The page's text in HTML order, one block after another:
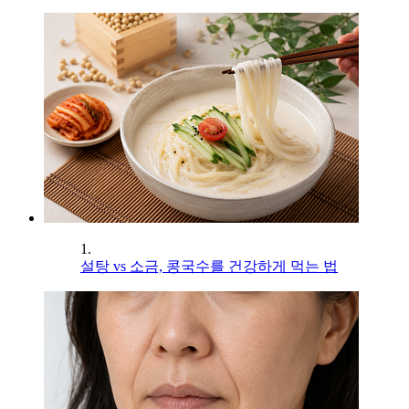
1.
설탕 vs 소금, 콩국수를 건강하게 먹는 법